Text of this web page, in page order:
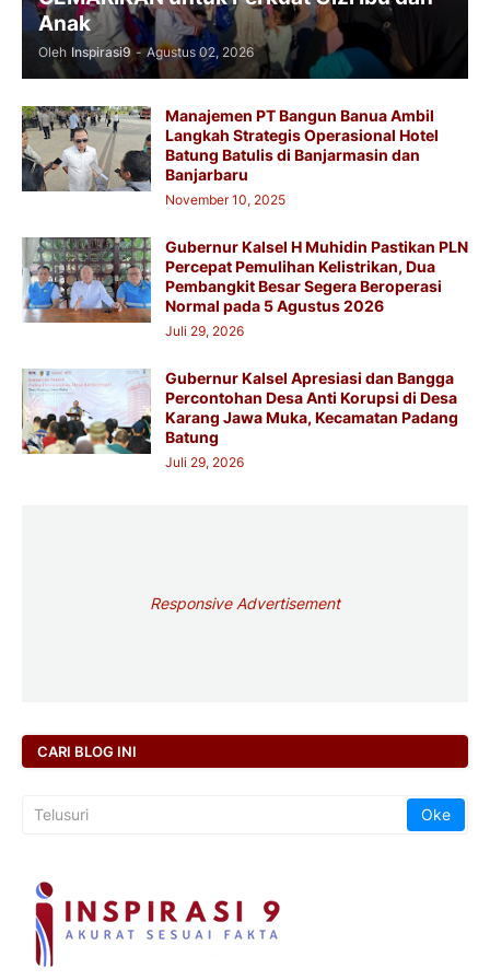
Anak
Oleh Inspirasi9 - Agustus 02, 2026
Manajemen PT Bangun Banua Ambil
Langkah Strategis Operasional Hotel
Batung Batulis di Banjarmasin dan
Banjarbaru
November 10, 2025
Gubernur Kalsel H Muhidin Pastikan PLN
Percepat Pemulihan Kelistrikan, Dua
Pembangkit Besar Segera Beroperasi
Normal pada 5 Agustus 2026
Juli 29, 2026
Gubernur Kalsel Apresiasi dan Bangga
Percontohan Desa Anti Korupsi di Desa
Karang Jawa Muka, Kecamatan Padang
Batung
Juli 29, 2026
Responsive Advertisement
CARI BLOG INI